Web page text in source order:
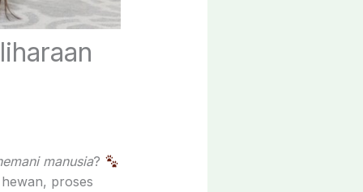
manusia?
proses